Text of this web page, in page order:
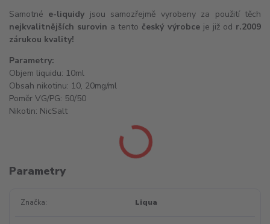
Samotné e-liquidy jsou samozřejmě vyrobeny za použití těch
nejkvalitnějších surovin a tentočeský výrobceje již od r.2009
zárukou kvality!
Parametry:
Objem liquidu: 10ml
Obsah nikotinu: 10, 20mg/ml
Poměr VG/PG: 50/50
Nikotin: NicSalt
Parametry
Značka Liqua